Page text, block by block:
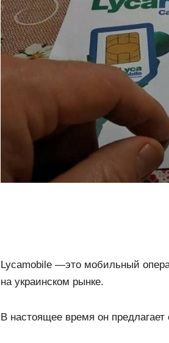
н
о
в
Lycamobile —это мобильный
на украинском рынке.
В настоящее время он